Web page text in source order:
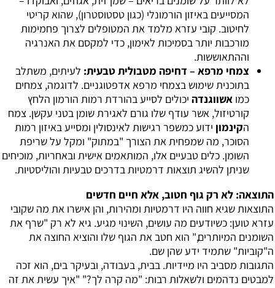
המסייעים באיזון הורמונלי (כגון טסטוסטרון), שהוא קריטי
לחיטוב. קובי עזרא מלמד את המטופלים לצרוך פחמימות
מורכבות יותר בסמיכות לאימון, כדי למקסם את האנרגיה
וההתאוששות.
צמחי מרפא – דחיפה מטבולית טבעית: לעיתים, משתלב
בתוכנית שימוש בצמחי מרפא אדפטוגניים. לדוגמה, צמחים
כמו אשווגנדה יכולים לסייע בהורדת רמות הורמון הלחץ
קורטיזול, אשר עודף שלו גורם לאגירת שומן בטני עקשן. צמח
הקינמון ידוע כמשפר רגישות לאינסולין ומסייע באיזון רמות
הסוכר, מה שמפחית את הצורך "במתוק" ומקל על שריפת
השומן. כלים טבעיים אלו, המותאמים אישית ובאחריות, מוכיחים
שניתן להשיג תוצאות דרמטיות בדרכים טבעיות והוליסטיות.
התוצאה: לא רק גוף חטוב, אלא חיים חדשים
התוצאות שגיא חווה היו דרמטיות ומהירות, והן אישרו את מה שקובי
עזרא טוען: כשיודעים מה עושים, השינוי מגיע. גיא לא רק "שרף את
השומנים המיותרים," הוא חטב את הגוף שלו והוציא החוצה את
ה"קוביות" שתמיד ידע שהן שם.
התגובות מסביב היו מיידיות. בבית, בעבודה, ובעיקר בים, הוא זכה
למבטים נדהמים ולשאלות רבות: "מה קרה לך?" "איך עשית את זה